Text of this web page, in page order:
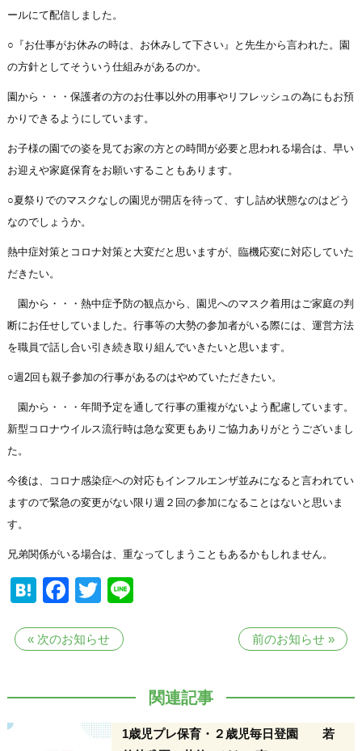
ールにて配信しました。
○『お仕事がお休みの時は、お休みして下さい』と先生から言われた。園
の方針としてそういう仕組みがあるのか。
園から・・・保護者の方のお仕事以外の用事やリフレッシュの為にもお預
かりできるようにしています。
お子様の園での姿を見てお家の方との時間が必要と思われる場合は、早い
お迎えや家庭保育をお願いすることもあります。
○夏祭りでのマスクなしの園児が開店を待って、すし詰め状態なのはどう
なのでしょうか。
熱中症対策とコロナ対策と大変だと思いますが、臨機応変に対応していた
だきたい。
園から・・・熱中症予防の観点から、園児へのマスク着用はご家庭の判
断にお任せしていました。行事等の大勢の参加者がいる際には、運営方法
を職員で話し合い引き続き取り組んでいきたいと思います。
○週2回も親子参加の行事があるのはやめていただきたい。
園から・・・年間予定を通して行事の重複がないよう配慮しています。
新型コロナウイルス流行時は急な変更もありご協力ありがとうございまし
た。
今後は、コロナ感染症への対応もインフルエンザ並みになると言われてい
ますので緊急の変更がない限り週２回の参加になることはないと思いま
す。
兄弟関係がいる場合は、重なってしまうこともあるかもしれません。
Hatena
Facebook
Twitter
前のお知らせ»
« 次のお知らせ
関連記事
1歳児プレ保育・２歳児毎日登園 若